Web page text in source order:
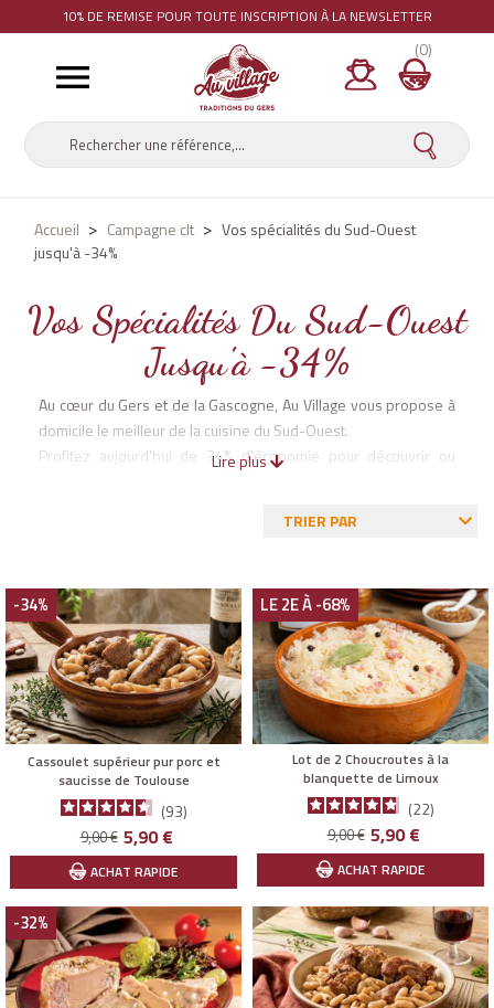
10% DE REMISE POUR TOUTE INSCRIPTION À LA NEWSLETTER

(0)
Accueil Campagne clt
Vos spécialités du Sud-Ouest
jusqu'à -34%
Vos Spécialités Du Sud-Ouest
Jusqu'à -34%
Au cœur du Gers et de la Gascogne, Au Village vous propose à
domicile le meilleur de la cuisine du Sud-Ouest.
Profitez aujourd'hui de 34% d'économie pour découvrir ou
Lire plus
TRIER PAR
-34%
Cassoulet supérieur pur porc et
saucisse de Toulouse
93
Prix
de
base
9,00 € Prix
5,90 €
ACHAT RAPIDE
LE 2E À -68%
Lot de 2 Choucroutes à la
blanquette de Limoux
22
Prix
de
base
9,00 € Prix
5,90 €
ACHAT RAPIDE
-32%